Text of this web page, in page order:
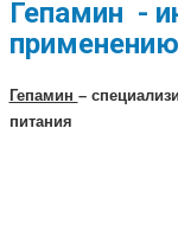
Гепамин -
применению
Гепамин –
питания